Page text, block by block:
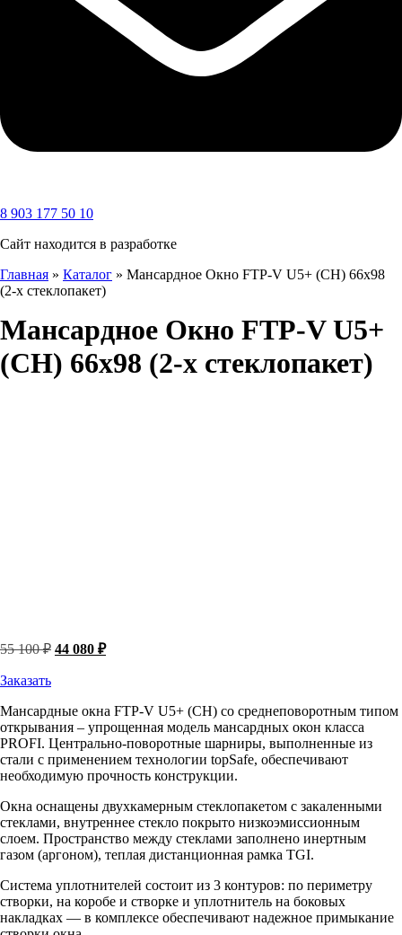
8 903 177 50 10
Сайт находится в разработке
Главная » Каталог » Мансардное Окно FTP-V U5+ (CH) 66х98
(2-х стеклопакет)
Мансардное Окно FTP-V U5+
(CH) 66х98 (2-х стеклопакет)
55 100₽ Первоначальная
100 ₽.
44 080 ₽Текущая
Заказать
Мансардные окна FTP-V U5+ (CH) со среднеповоротным типом
открывания – упрощенная модель мансардных окон класса
PROFI. Центрально-поворотные шарниры, выполненные из
стали с применением технологии topSafe, обеспечивают
необходимую прочность конструкции.
Окна оснащены двухкамерным стеклопакетом с закаленными
стеклами, внутреннее стекло покрыто низкоэмиссионным
слоем. Пространство между стеклами заполнено инертным
газом (аргоном), теплая дистанционная рамка TGI.
Система уплотнителей состоит из 3 контуров: по периметру
створки, на коробе и створке и уплотнитель на боковых
накладках — в комплексе обеспечивают надежное примыкание